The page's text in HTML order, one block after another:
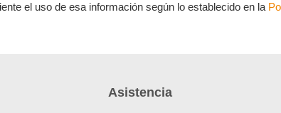
el uso de esa información según lo establecido en la
Asistencia